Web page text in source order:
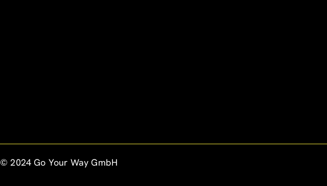
© 2024 Go Your Way GmbH